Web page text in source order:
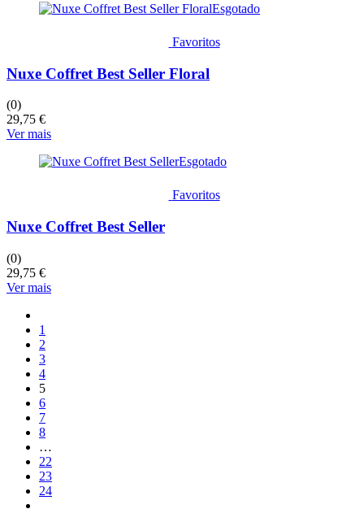
Esgotado
Favoritos
Nuxe Coffret Best Seller Floral
(0)
29,75 €
Ver mais
Esgotado
Favoritos
Nuxe Coffret Best Seller
(0)
29,75 €
Ver mais
1
2
3
4
5
6
7
8
…
22
23
24